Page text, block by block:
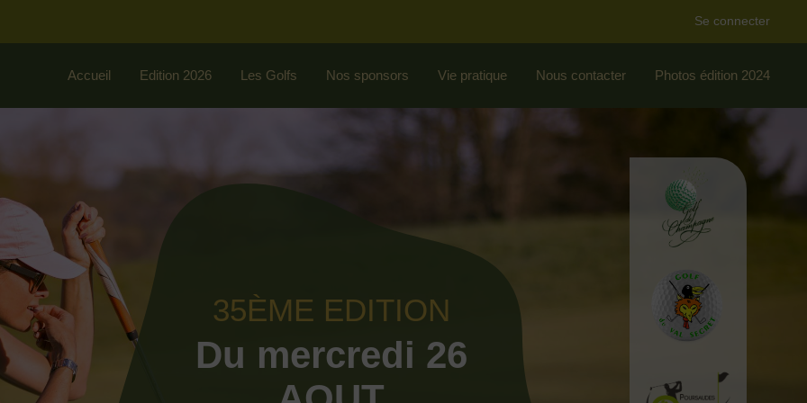
Se connecter
Accueil Edition 2026 Les Golfs Nos sponsors Vie pratique Nous contacter Photos édition 2024
35ÈME EDITION
Du mercredi 26